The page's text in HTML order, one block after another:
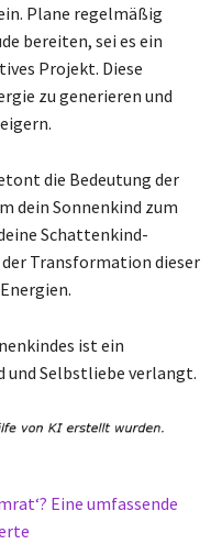
Plane regelmäßig
bereiten, sei es ein
Projekt. Diese
zu generieren und
die Bedeutung der
dein Sonnenkind zum
Schattenkind-
Transformation dieser
ist ein
und Selbstliebe verlangt.
Eine umfassende